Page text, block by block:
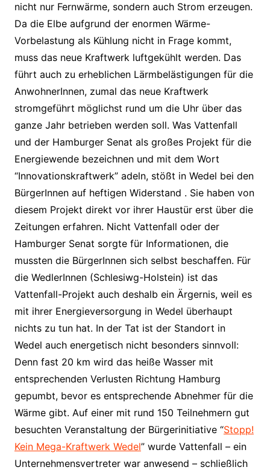
nicht nur Fernwärme, sondern auch Strom erzeugen.
Da die Elbe aufgrund der enormen Wärme-
Vorbelastung als Kühlung nicht in Frage kommt,
muss das neue Kraftwerk luftgekühlt werden. Das
führt auch zu erheblichen Lärmbelästigungen für die
AnwohnerInnen, zumal das neue Kraftwerk
stromgeführt möglichst rund um die Uhr über das
ganze Jahr betrieben werden soll. Was Vattenfall
und der Hamburger Senat als großes Projekt für die
Energiewende bezeichnen und mit dem Wort
“Innovationskraftwerk” adeln, stößt in Wedel bei den
BürgerInnen auf heftigen Widerstand . Sie haben von
diesem Projekt direkt vor ihrer Haustür erst über die
Zeitungen erfahren. Nicht Vattenfall oder der
Hamburger Senat sorgte für Informationen, die
mussten die BürgerInnen sich selbst beschaffen. Für
die WedlerInnen (Schlesiwg-Holstein) ist das
Vattenfall-Projekt auch deshalb ein Ärgernis, weil es
mit ihrer Energieversorgung in Wedel überhaupt
nichts zu tun hat. In der Tat ist der Standort in
Wedel auch energetisch nicht besonders sinnvoll:
Denn fast 20 km wird das heiße Wasser mit
entsprechenden Verlusten Richtung Hamburg
gepumbt, bevor es entsprechende Abnehmer für die
Wärme gibt. Auf einer mit rund 150 Teilnehmern gut
besuchten Veranstaltung der Bürgerinitiative “Stopp!
Kein Mega-Kraftwerk Wedel” wurde Vattenfall – ein
Unternehmensvertreter war anwesend – schließlich